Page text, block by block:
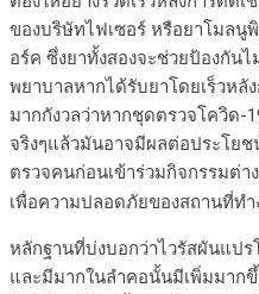
ของบริษัทไฟเซอร์ หรือยาโมลนูพิ
อร์ค ซึ่งยาทั้งสองจะช่วยป้องกัน
พยาบาลหากได้รับยาโดยเร็วห
มากกังวลว่าหากชุดตรวจโควิด-
จริงๆแล้วมันอาจมีผลต่อประโย
ตรวจคนก่อนเข้าร่วมกิจกรรมต่
เพื่อความปลอดภัยของสถานที่ท
หลักฐานที่บ่งบอกว่าไวรัสผันแป
และมีมากในลำคอนั้นมีเพิ่มมาก